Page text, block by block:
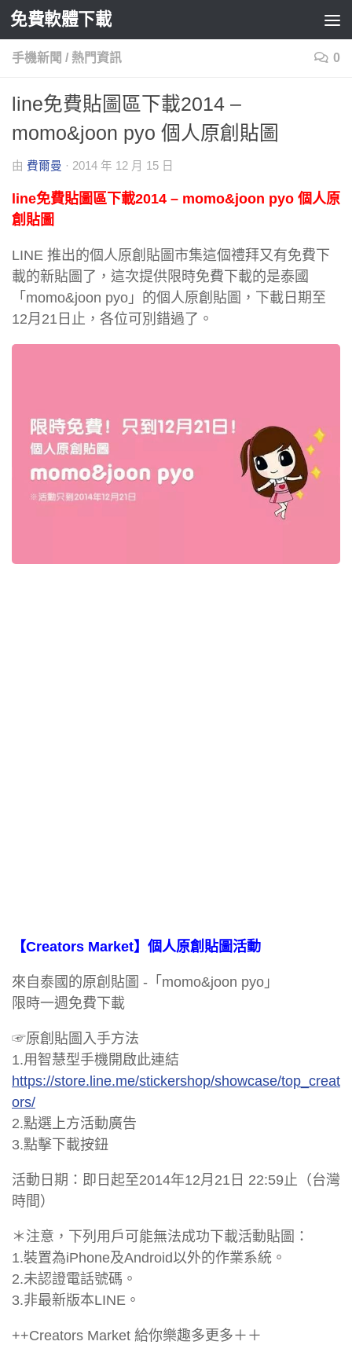
Skip to content
免費軟體下載
手機新聞 / 熱門資訊 0
line免費貼圖區下載2014 –
momo&joon pyo 個人原創貼圖
由 費爾曼 · 2014 年 12 月 15 日
line免費貼圖區下載2014 – momo&joon pyo 個人原
創貼圖
LINE 推出的個人原創貼圖市集這個禮拜又有免費下
載的新貼圖了，這次提供限時免費下載的是泰國
「momo&joon pyo」的個人原創貼圖，下載日期至
12月21日止，各位可別錯過了。
【Creators Market】個人原創貼圖活動
來自泰國的原創貼圖 -「momo&joon pyo」
限時一週免費下載
☞原創貼圖入手方法
1.用智慧型手機開啟此連結
https://store.line.me/stickershop/showcase/top_creat
ors/
2.點選上方活動廣告
3.點擊下載按鈕
活動日期：即日起至2014年12月21日 22:59止（台灣
時間）
＊注意，下列用戶可能無法成功下載活動貼圖：
1.裝置為iPhone及Android以外的作業系統。
2.未認證電話號碼。
3.非最新版本LINE。
++Creators Market 給你樂趣多更多＋＋